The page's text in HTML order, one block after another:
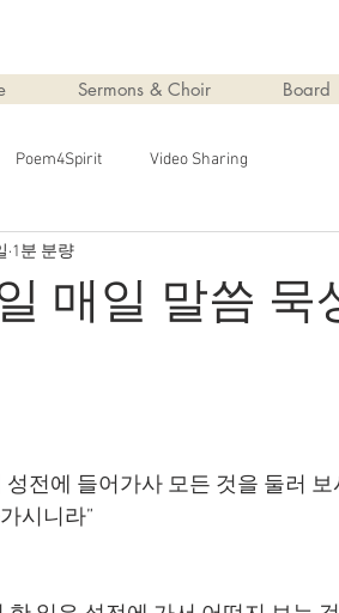
Sermons & Choir Board
Poem4Spirit Video Sharing
매일 말씀 묵
1분 분량
전에 들어가사 모든 것을 둘러
시니라”